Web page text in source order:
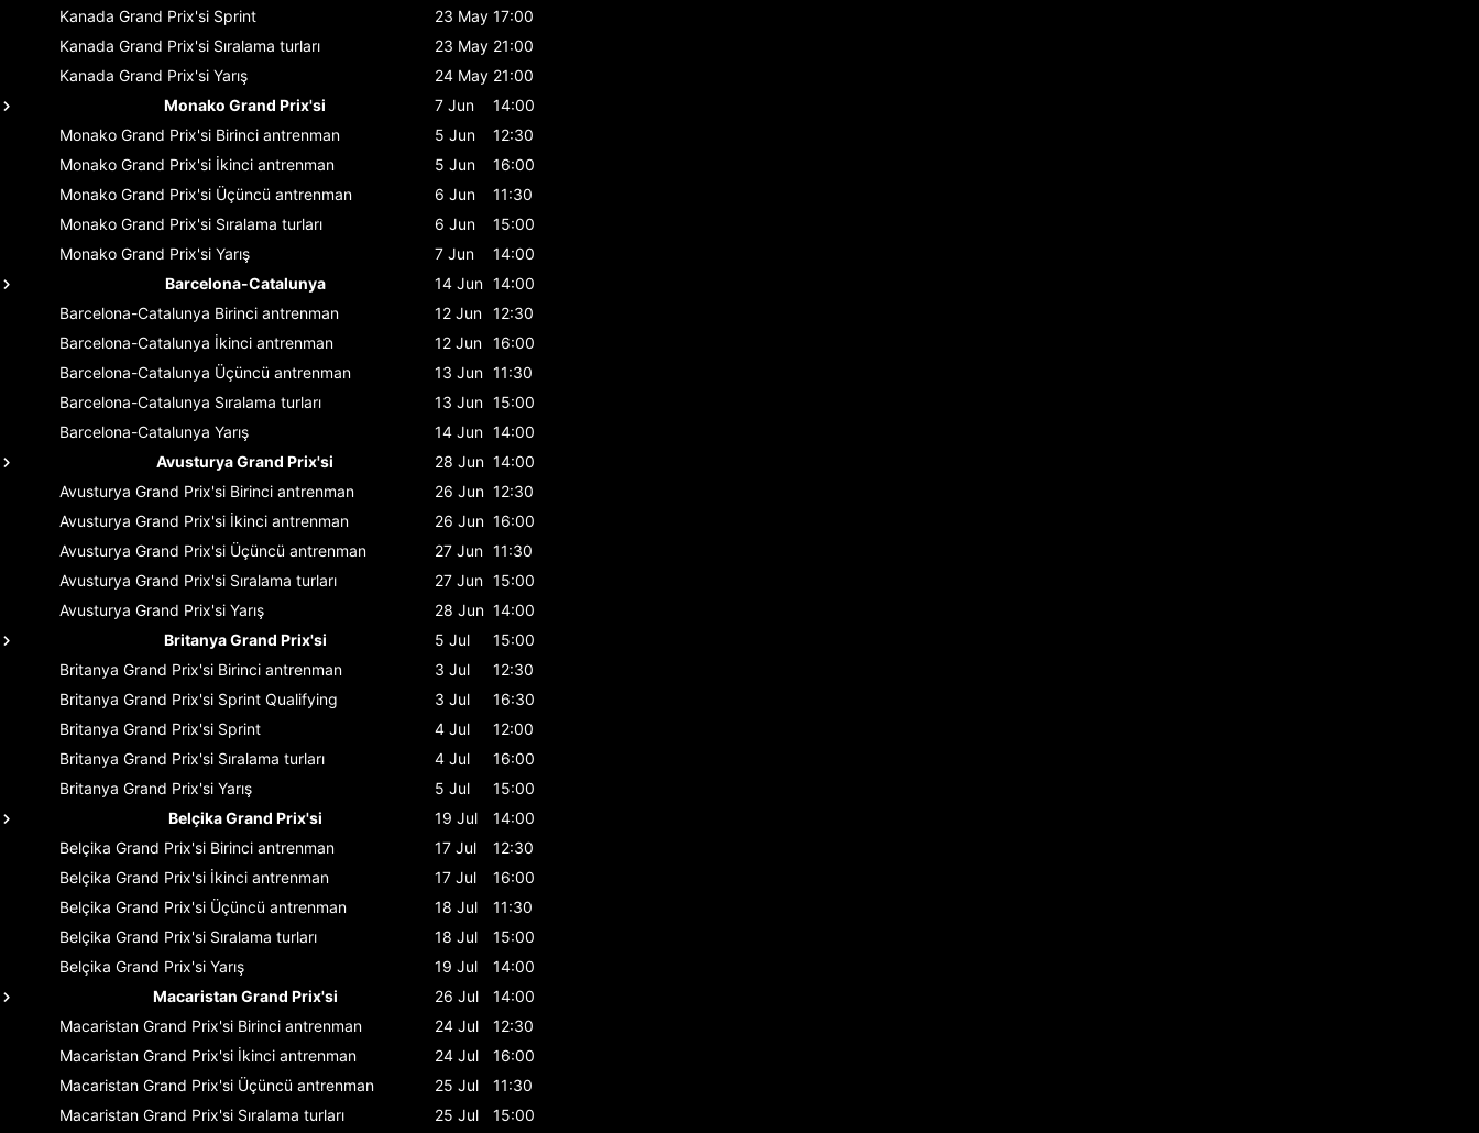
Kanada Grand Prix'si Sprint 23 May 17:00
Kanada Grand Prix'si Sıralama turları 23 May 21:00
Kanada Grand Prix'si Yarış 24 May 21:00
Monako Grand Prix'si
7 Jun
14:00
Monako Grand Prix'si Birinci antrenman 5 Jun
12:30
Monako Grand Prix'si İkinci antrenman 5 Jun
16:00
Monako Grand Prix'si Üçüncü antrenman 6 Jun
11:30
Monako Grand Prix'si Sıralama turları 6 Jun
15:00
Monako Grand Prix'si Yarış 7 Jun
14:00
Barcelona-Catalunya
14 Jun 14:00
Barcelona-Catalunya Birinci antrenman 12 Jun 12:30
Barcelona-Catalunya İkinci antrenman 12 Jun 16:00
Barcelona-Catalunya Üçüncü antrenman 13 Jun 11:30
Barcelona-Catalunya Sıralama turları 13 Jun 15:00
Barcelona-Catalunya Yarış 14 Jun 14:00
Avusturya Grand Prix'si
28 Jun 14:00
Avusturya Grand Prix'si Birinci antrenman 26 Jun 12:30
Avusturya Grand Prix'si İkinci antrenman 26 Jun 16:00
Avusturya Grand Prix'si Üçüncü antrenman 27 Jun 11:30
Avusturya Grand Prix'si Sıralama turları 27 Jun 15:00
Avusturya Grand Prix'si Yarış 28 Jun 14:00
Britanya Grand Prix'si
5 Jul
15:00
Britanya Grand Prix'si Birinci antrenman 3 Jul
12:30
Britanya Grand Prix'si Sprint Qualifying 3 Jul
16:30
Britanya Grand Prix'si Sprint 4 Jul
12:00
Britanya Grand Prix'si Sıralama turları 4 Jul
16:00
Britanya Grand Prix'si Yarış 5 Jul
15:00
Belçika Grand Prix'si
19 Jul
14:00
Belçika Grand Prix'si Birinci antrenman 17 Jul
12:30
Belçika Grand Prix'si İkinci antrenman 17 Jul
16:00
Belçika Grand Prix'si Üçüncü antrenman 18 Jul
11:30
Belçika Grand Prix'si Sıralama turları 18 Jul
15:00
Belçika Grand Prix'si Yarış 19 Jul
14:00
Macaristan Grand Prix'si
26 Jul
14:00
Macaristan Grand Prix'si Birinci antrenman 24 Jul
12:30
Macaristan Grand Prix'si İkinci antrenman 24 Jul
16:00
Macaristan Grand Prix'si Üçüncü antrenman 25 Jul
11:30
Macaristan Grand Prix'si Sıralama turları 25 Jul
15:00